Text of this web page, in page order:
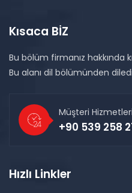
Kısaca BİZ
Bu bölüm firmanız hakkında
Bu alanı dil bölümünden
Müşteri Hizmetleri
+90 539 258
Hızlı Linkler